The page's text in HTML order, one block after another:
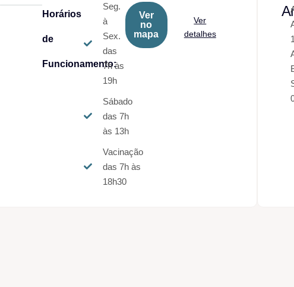
Horários
de
Funcionamento:
Seg.
à
Sex.
das
7h às
19h
Sábado
das 7h
às 13h
Vacinação
das 7h às
18h30
Ver
no
mapa
Ver
detalhes